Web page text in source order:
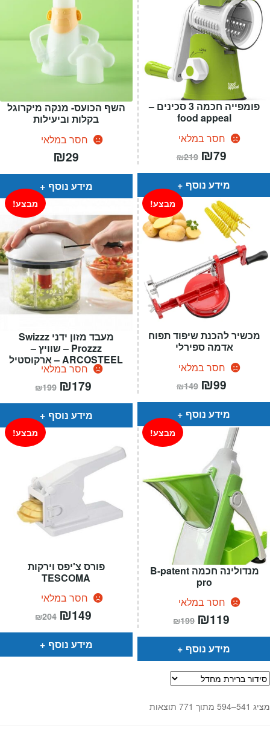
השף הכועס- מנקה מיקרוגל
בקלות וביעילות
חסר במלאי
₪29
מידע נוסף
פומפייה חכמה 3 סכינים –
food appeal
חסר במלאי
₪219 המחיר
המקורי
היה:
₪219.
₪79
הוא:
מידע נוסף
מעבד מזון ידני Swizzz
Prozzz – שוויץ –
ARCOSTEEL – ארקוסטיל
חסר במלאי
מבצע!
₪199 המחיר
המקורי
היה:
₪199.
₪179
הוא:
מידע נוסף
מכשיר להכנת שיפוד תפוח
אדמה ספירלי
חסר במלאי
מבצע!
₪149 המחיר
המקורי
היה:
₪149.
₪99
הוא:
מידע נוסף
פורס צ'יפס וירקות
TESCOMA
חסר במלאי
מבצע!
₪204 המחיר
המקורי
היה:
₪204.
₪149
הוא:
מידע נוסף
מנדולינה חכמה B-patent
pro
חסר במלאי
מבצע!
₪199 המחיר
המקורי
היה:
₪199.
₪119
הוא:
מידע נוסף
מציג 541–594 מתוך 771 תוצאות